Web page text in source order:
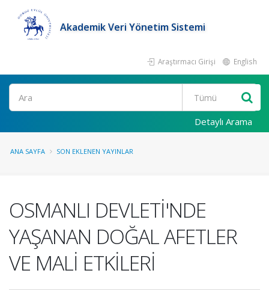
Akademik Veri Yönetim Sistemi
Araştırmacı Girişi English
Ara
Detaylı Arama
ANA SAYFA SON EKLENEN YAYINLAR
OSMANLI DEVLETİ'NDE
YAŞANAN DOĞAL AFETLER
VE MALİ ETKİLERİ